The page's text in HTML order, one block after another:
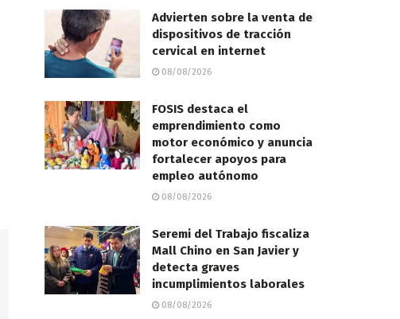
Advierten sobre la venta de
dispositivos de tracción
cervical en internet
08/08/2026
FOSIS destaca el
emprendimiento como
motor económico y anuncia
fortalecer apoyos para
empleo autónomo
08/08/2026
Seremi del Trabajo fiscaliza
Mall Chino en San Javier y
detecta graves
incumplimientos laborales
08/08/2026